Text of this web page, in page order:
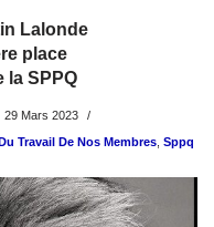
Lalonde
place
la SPPQ
29 Mars 2023
Travail De Nos Membres, Sppq